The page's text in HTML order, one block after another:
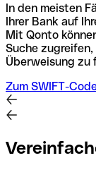
In den meisten
Ihrer Bank auf
Mit Qonto
Suche
Überweisung zu
Zum SWIFT-